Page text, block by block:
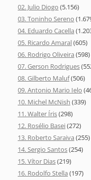
02. Julio Diogo (5.156)
03. Toninho Sereno
04. Eduardo Cacella
05. Ricardo Amaral(605)
06. Rodrigo Oliveira (598)
07. Gerson Rodrigues
08. Gilberto Maluf(506)
09. Antonio Mario Ielo
10. Michel McNish (339)
11. Walter Íris(298)
12. Rosélio Basei(272)
13. Roberto Saraiva (255)
14. Sergio Santos(254)
15. Vítor Dias(219)
16. Rodolfo Stella (197)